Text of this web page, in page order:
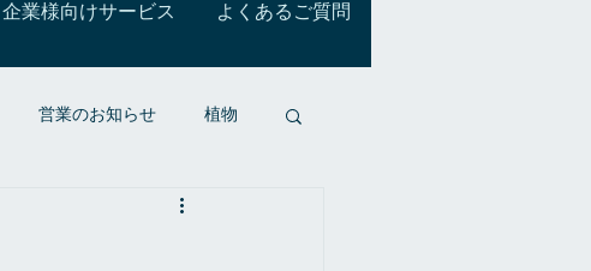
企業様向けサービス よくあるご質問
営業のお知らせ 植物